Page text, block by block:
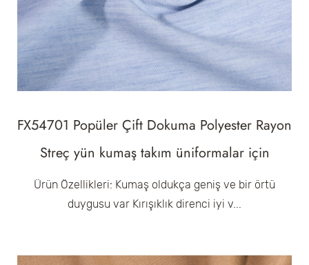
FX54701 Popüler Çift Dokuma Polyester Rayon
Streç yün kumaş takım üniformalar için
Ürün Özellikleri: Kumaş oldukça geniş ve bir örtü
duygusu var Kırışıklık direnci iyi v...